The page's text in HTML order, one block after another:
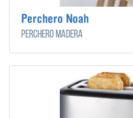
Perchero Noah
Perchero madera